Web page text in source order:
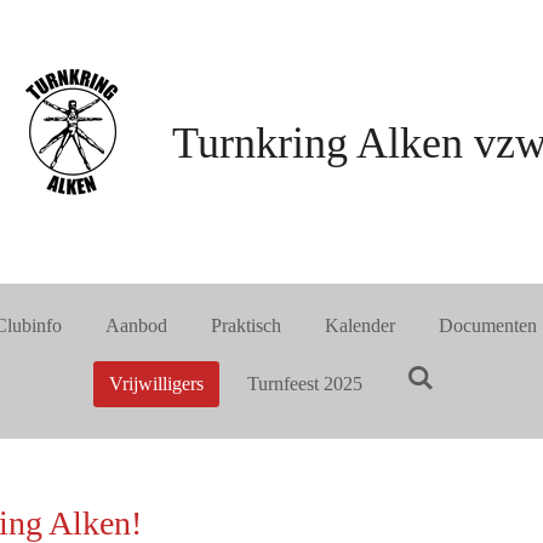
Turnkring Alken
Aanbod Praktisch Kalender Documenten
Vrijwilligers Turnfeest 2025
Alken!